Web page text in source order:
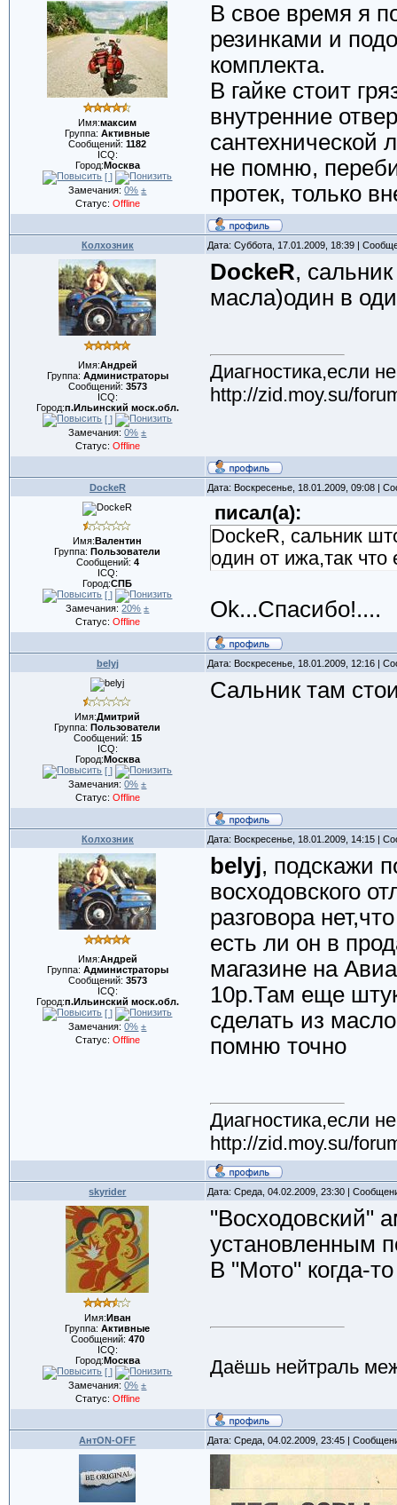
Имя:максим
Группа:Активные
Сообщений: 1182
ICQ:
Город:Москва
[ ]
Замечания:0% ±
Статус: Offline
В свое время я
резинками и
комплекта.
В гайке стоит
внутренние
сантехнической
не помню,
протек, только
Колхозник Дата: Суббота, 17.01.2009, 18:39 |
Имя:Андрей
Группа: Администраторы
Сообщений: 3573
ICQ:
Город:п.Ильинский моск.обл.
[ ]
Замечания:0% ±
Статус: Offline
DockeR,
масла)один в
Диагностика,если
http://zid.moy.su/
DockeR Дата: Воскресенье, 18.01.2009, 09:08 |
Имя:Валентин
Группа:Пользователи
Сообщений: 4
ICQ:
Город:СПБ
[ ]
Замечания:20% ±
Статус: Offline
писал(а):
DockeR, сальник
один от ижа,так что
Ok...Спасибо!....
belyj Дата: Воскресенье, 18.01.2009, 12:16 |
Имя:Дмитрий
Группа:Пользователи
Сообщений: 15
ICQ:
Город:Москва
[ ]
Замечания:0% ±
Статус: Offline
Сальник там
Колхозник Дата: Воскресенье, 18.01.2009, 14:15 |
Имя:Андрей
Группа: Администраторы
Сообщений: 3573
ICQ:
Город:п.Ильинский моск.обл.
[ ]
Замечания:0% ±
Статус: Offline
belyj, подскажи
восходовского
разговора
есть ли он в
магазине на
10р.Там еще
сделать из
помню точно
Диагностика,если
http://zid.moy.su/
skyrider Дата: Среда, 04.02.2009, 23:30 |
Имя:Иван
Группа:Активные
Сообщений: 470
ICQ:
Город:Москва
[ ]
Замечания:0% ±
Статус: Offline
"Восходовский"
установленным
В "Мото" когда-
Даёшь нейтраль
АнтON-OFF Дата: Среда, 04.02.2009, 23:45 |